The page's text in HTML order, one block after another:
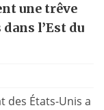
une trêve
l’Est du
des États-Unis a